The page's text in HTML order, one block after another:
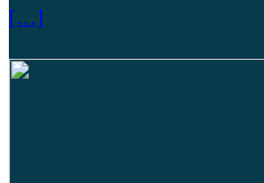
[…]